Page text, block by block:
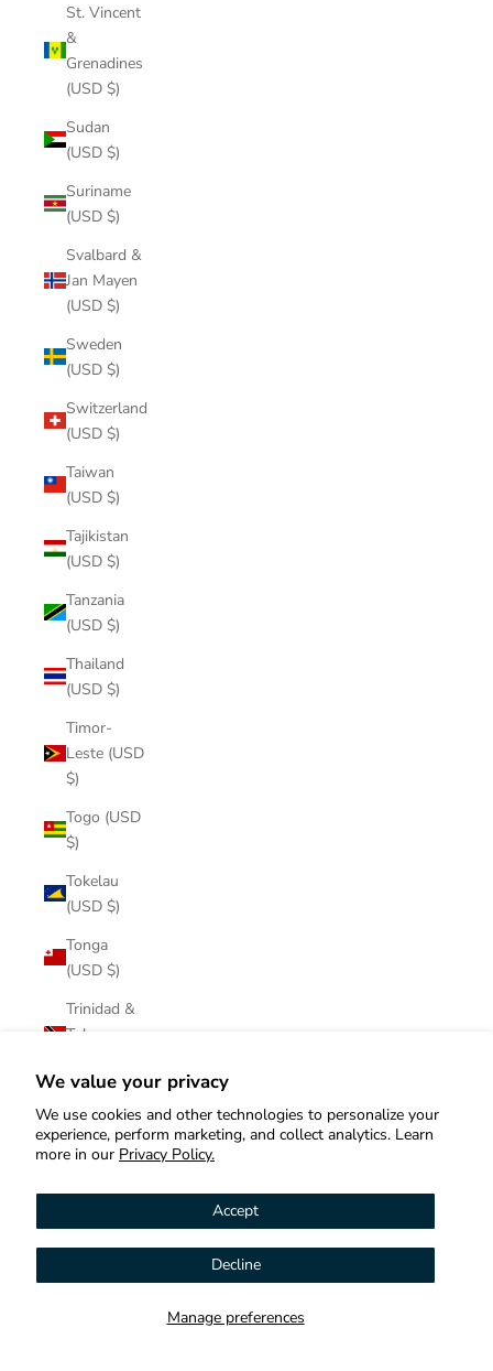
We value your privacy
We use cookies and other technologies to personalize your
experience, perform marketing, and collect analytics. Learn
more in our Privacy Policy.
Manage preferences
Accept
Decline
St. Vincent
&
Grenadines
(USD $)
Sudan
(USD $)
Suriname
(USD $)
Svalbard &
Jan Mayen
(USD $)
Sweden
(USD $)
Switzerland
(USD $)
Taiwan
(USD $)
Tajikistan
(USD $)
Tanzania
(USD $)
Thailand
(USD $)
Timor-
Leste (USD
$)
Togo (USD
$)
Tokelau
(USD $)
Tonga
(USD $)
Trinidad &
Tobago
Tristan da
Cunha
(USD $)
Türkiye